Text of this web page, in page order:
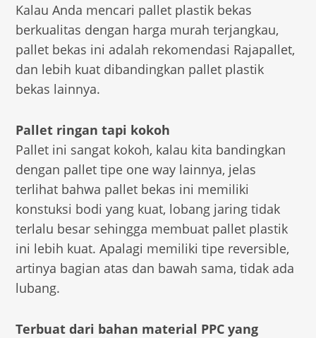
Kalau Anda mencari pallet plastik bekas
berkualitas dengan harga murah terjangkau,
pallet bekas ini adalah rekomendasi Rajapallet,
dan lebih kuat dibandingkan pallet plastik
bekas lainnya.
Pallet ringan tapi kokoh
Pallet ini sangat kokoh, kalau kita bandingkan
dengan pallet tipe one way lainnya, jelas
terlihat bahwa pallet bekas ini memiliki
konstuksi bodi yang kuat, lobang jaring tidak
terlalu besar sehingga membuat pallet plastik
ini lebih kuat. Apalagi memiliki tipe reversible,
artinya bagian atas dan bawah sama, tidak ada
lubang.
Terbuat dari bahan material PPC yang